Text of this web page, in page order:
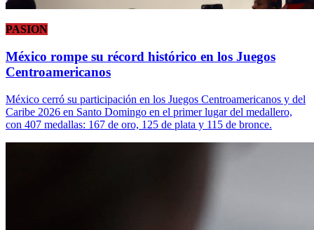
PASION
México rompe su récord histórico en los Juegos
Centroamericanos
México cerró su participación en los Juegos Centroamericanos y del
Caribe 2026 en Santo Domingo en el primer lugar del medallero,
con 407 medallas: 167 de oro, 125 de plata y 115 de bronce.